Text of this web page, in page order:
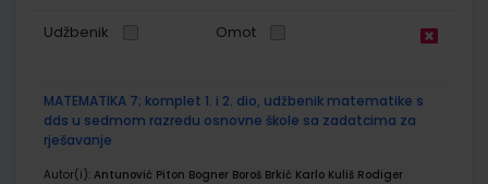
Udžbenik Omot
MATEMATIKA 7; komplet 1. i 2. dio, udžbenik matematike s
dds u sedmom razredu osnovne škole sa zadatcima za
rješavanje
Autor(i): Antunović Piton Bogner Boroš Brkić Karlo Kuliš Rodiger